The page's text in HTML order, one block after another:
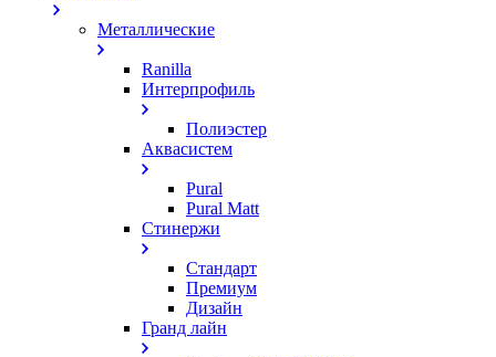
Металлические
Ranilla
Интерпрофиль
Полиэстер
Аквасистем
Pural
Pural Matt
Стинержи
Стандарт
Премиум
Дизайн
Гранд лайн